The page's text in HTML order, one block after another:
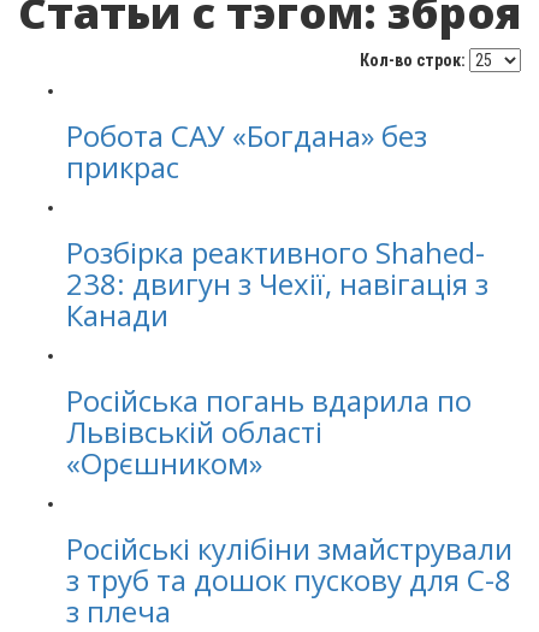
Статьи с тэгом: зброя
Кол-во строк:
Робота САУ «Богдана» без
прикрас
Розбірка реактивного Shahed-
238: двигун з Чехії, навігація з
Канади
Російська погань вдарила по
Львівській області
«Орєшником»
Російські кулібіни змайстрували
з труб та дошок пускову для С-8
з плеча